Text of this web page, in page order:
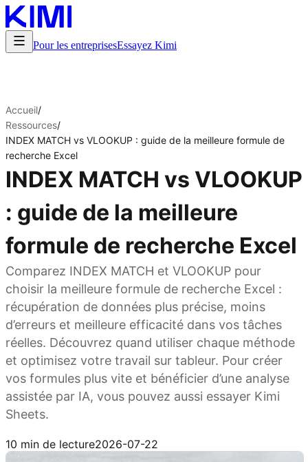
Pour les entreprisesEssayez Kimi
Accueil/
Ressources/
INDEX MATCH vs VLOOKUP : guide de la meilleure formule de
recherche Excel
INDEX MATCH vs VLOOKUP
: guide de la meilleure
formule de recherche Excel
Comparez INDEX MATCH et VLOOKUP pour
choisir la meilleure formule de recherche Excel :
récupération de données plus précise, moins
d’erreurs et meilleure efficacité dans vos tâches
réelles. Découvrez quand utiliser chaque méthode
et optimisez votre travail sur tableur. Pour créer
vos formules plus vite et bénéficier d’une analyse
assistée par IA, vous pouvez aussi essayer Kimi
Sheets.
10 min de lecture2026-07-22